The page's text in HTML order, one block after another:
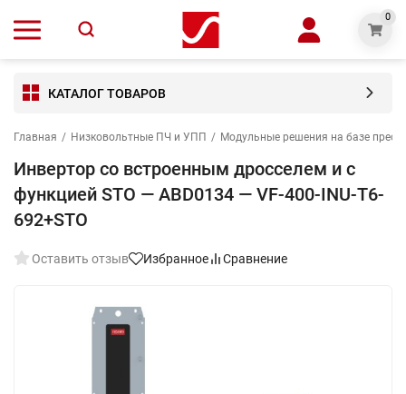
0
КАТАЛОГ ТОВАРОВ
Главная / Низковольтные ПЧ и УПП / Модульные решения на базе
Инвертор со встроенным дросселем и с
функцией STO — ABD0134 — VF-400-INU-T6-
692+STO
Оставить отзыв Избранное Сравнение